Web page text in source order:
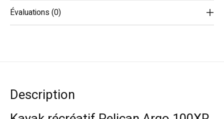
Évaluations (0)
Description